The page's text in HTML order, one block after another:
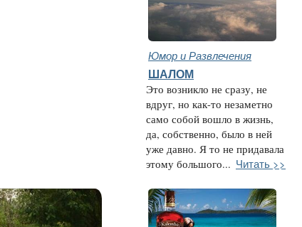
Юмор и Развлечения
ШАЛОМ
Это возникло не сразу, не
вдруг, но как-то незаметно
само собой вошло в жизнь,
да, собственно, было в ней
уже давно. Я то не придавала
этому большого... Читать >>